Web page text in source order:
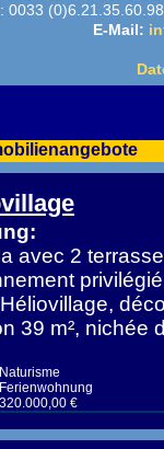
0033
E-Mail:
avec 2
39 m², nichée
Naturisme
Ferienwohnung
320.000,00 €